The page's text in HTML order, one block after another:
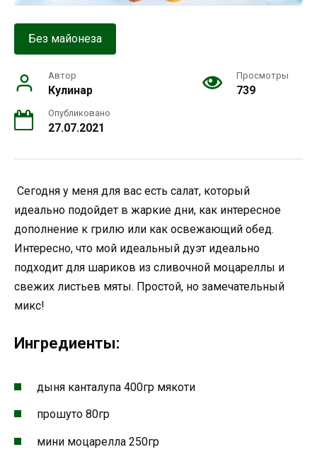
Без майонеза
Автор
Кулинар
Просмотры
739
Опубликовано
27.07.2021
Сегодня у меня для вас есть салат, который
идеально подойдет в жаркие дни, как интересное
дополнение к грилю или как освежающий обед.
Интересно, что мой идеальный дуэт идеально
подходит для шариков из сливочной моцареллы и
свежих листьев мяты. Простой, но замечательный
микс!
Ингредиенты:
дыня канталупа 400гр мякоти
прошуто 80гр
мини моцарелла 250гр